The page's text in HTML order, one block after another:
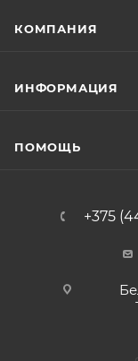
КОМПАНИЯ
ИНФОРМАЦИЯ
ПОМОЩЬ
+375